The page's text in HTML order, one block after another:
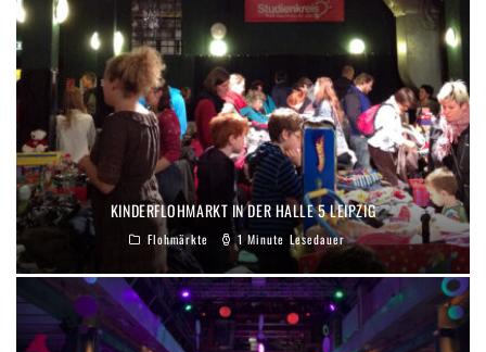
KINDERFLOHMARKT IN DER HALLE 5 LEIPZIG
Flohmärkte 1 Minute Lesedauer